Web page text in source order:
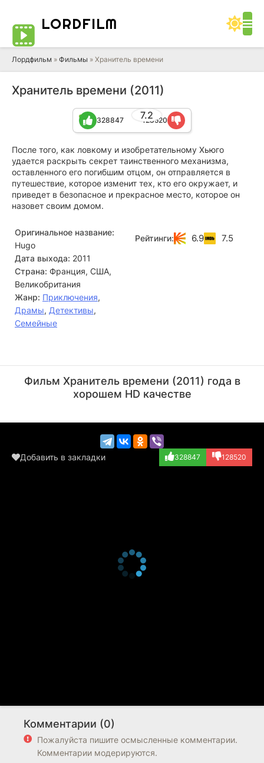
LORDFILM
Лордфильм » Фильмы » Хранитель времени
Хранитель времени (2011)
7.2
328847 128520
После того, как ловкому и изобретательному Хьюго
удается раскрыть секрет таинственного механизма,
оставленного его погибшим отцом, он отправляется в
путешествие, которое изменит тех, кто его окружает, и
приведет в безопасное и прекрасное место, которое он
назовет своим домом.
Оригинальное название:
Hugo
Дата выхода: 2011
Страна: Франция, США,
Великобритания
Жанр: Приключения,
Драмы, Детективы,
Семейные
Рейтинги: 6.9 7.5
(Photographer, в...)
(Talent Scout, в...)
Фильм Хранитель времени (2011) года в
хорошем HD качестве
Добавить в закладки 328847 128520
Комментарии (0)
Пожалуйста пишите осмысленные комментарии.
Комментарии модерируются.